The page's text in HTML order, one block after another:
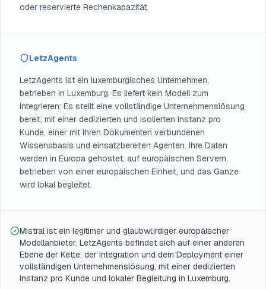
oder reservierte Rechenkapazität.
LetzAgents
LetzAgents ist ein luxemburgisches Unternehmen,
betrieben in Luxemburg. Es liefert kein Modell zum
Integrieren: Es stellt eine vollständige Unternehmenslösung
bereit, mit einer dedizierten und isolierten Instanz pro
Kunde, einer mit Ihren Dokumenten verbundenen
Wissensbasis und einsatzbereiten Agenten. Ihre Daten
werden in Europa gehostet, auf europäischen Servern,
betrieben von einer europäischen Einheit, und das Ganze
wird lokal begleitet.
Mistral ist ein legitimer und glaubwürdiger europäischer
Modellanbieter. LetzAgents befindet sich auf einer anderen
Ebene der Kette: der Integration und dem Deployment einer
vollständigen Unternehmenslösung, mit einer dedizierten
Instanz pro Kunde und lokaler Begleitung in Luxemburg.